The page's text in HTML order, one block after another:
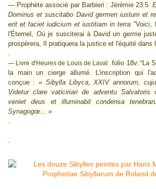
— Prophète associé par Barbieri : Jérémie 23:5
Dominuset suscitabo David germen iustum et
erit et faciet iudicium et iustitiam in terra "Voici,
l'Éternel, Où je susciterai à David un germe
prospérera, Il pratiquera la justice et l'équité dans
.
— Livre d'Heures de Louis de Laval folio 18v: "La
la main un cierge allumé. L'inscription qui
conçue : « Sibylla Libyca, XXIV annorum,
Videtur clare vaticiriari de adventu Salvatoris
veniet deus et illuminabit condensa
Synagogœ... »
.
.